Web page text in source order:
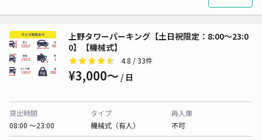
上野タワーパーキング【土日祝限定：8:00～23:0
0】【機械式】
4.8 / 33件
¥3,000〜 / 日
貸出時間
08:00 〜23:00
タイプ
機械式（有人）
再入庫
不可